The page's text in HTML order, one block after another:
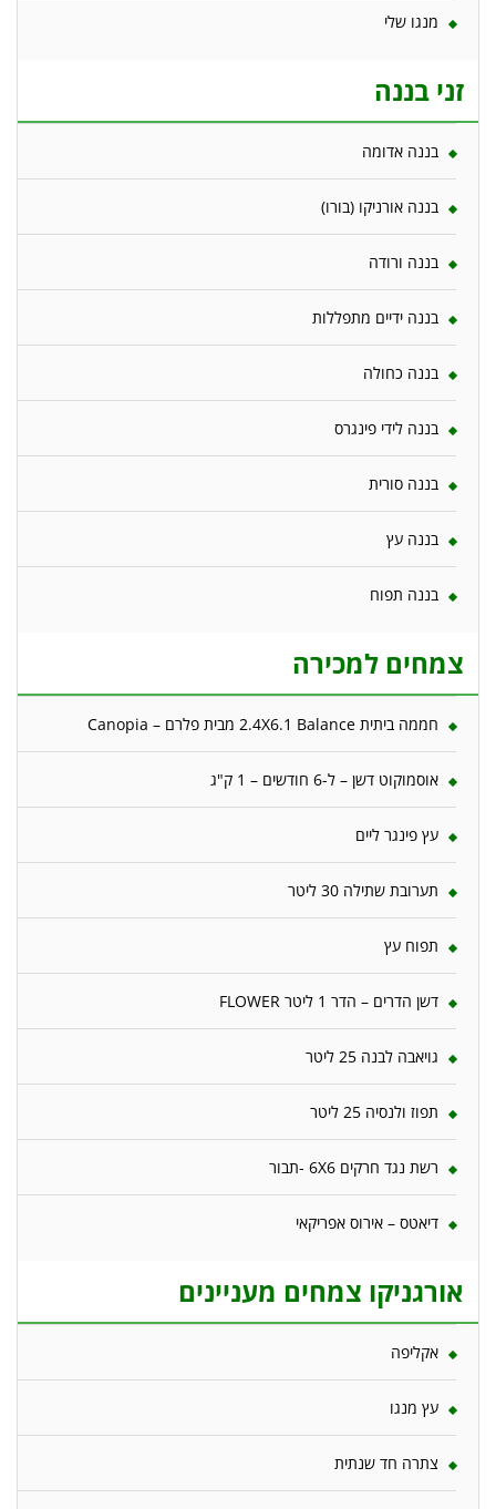
מנגו שלי
זני בננה
בננה אדומה
בננה אורניקו (בורו)
בננה ורודה
בננה ידיים מתפללות
בננה כחולה
בננה לידי פינגרס
בננה סורית
בננה עץ
בננה תפוח
צמחים למכירה
חממה ביתית 2.4X6.1 Balance מבית פלרם – Canopia
אוסמוקוט דשן – ל-6 חודשים – 1 ק"ג
עץ פינגר ליים
תערובת שתילה 30 ליטר
תפוח עץ
דשן הדרים – הדר 1 ליטר FLOWER
גויאבה לבנה 25 ליטר
תפוז ולנסיה 25 ליטר
רשת נגד חרקים 6X6 -תבור
דיאטס – אירוס אפריקאי
אורגניקו צמחים מעניינים
אקליפה
עץ מנגו
צתרה חד שנתית